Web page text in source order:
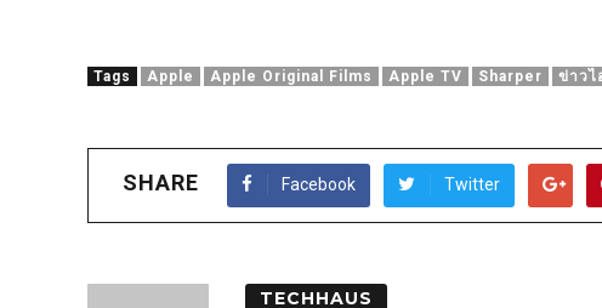
Tags Apple Apple Original Films Apple TV Sharper ข่าวไ
SHARE Facebook Twitter
TECHHAUS